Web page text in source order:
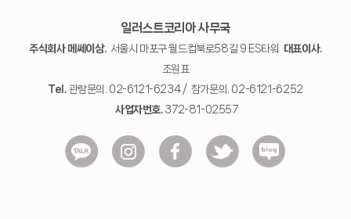
일러스트코리아 사무국
주식회사 메쎄이상.서울시 마포구 월드컵북로58길 9 ES타워
대표이사.
조원표
Tel.관람문의. 02-6121-6234 / 참가문의. 02-6121-6252
사업자번호.372-81-02557